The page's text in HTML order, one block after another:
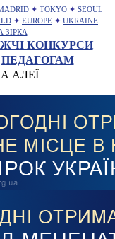
✦ TOKYO ✦ SEOUL
✦ EUROPE ✦ UKRAINE
ЗІРКА
КОНКУРСИ
ПЕДАГОГАМ
АЛЕЇ